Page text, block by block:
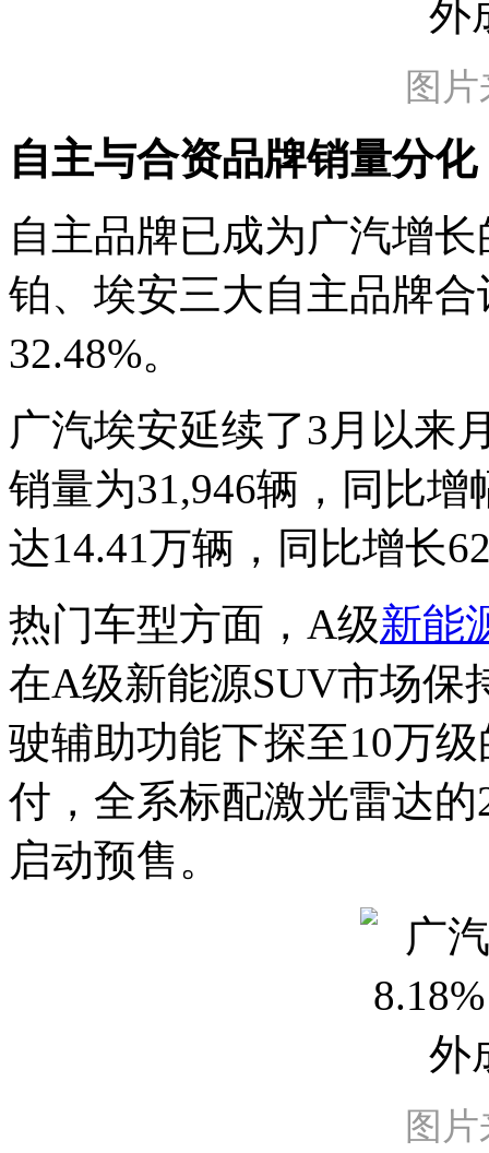
图
自主与合资品牌销量分化
自主品牌已成为广汽增
铂、埃安三大自主品牌
32.48%。
广汽埃安延续了3月以来
销量为31,946辆，同比增
达14.41万辆，同比增长
热门车型方面，A级新能
在A级新能源SUV市场保
驶辅助功能下探至10万
付，全系标配激光雷达
启动预售。
图